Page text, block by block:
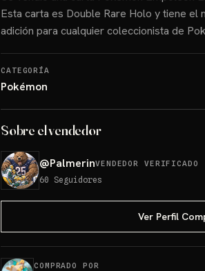
Esta carta es Double Rare Holo y tiene el
adición para cualquier coleccionista de
CATEGORÍA
Pokémon
Sobre el vendedor
@PalmerinVENDEDOR VERIFICADO
60 Seguidores
Ver Perfil
COMPRADO POR